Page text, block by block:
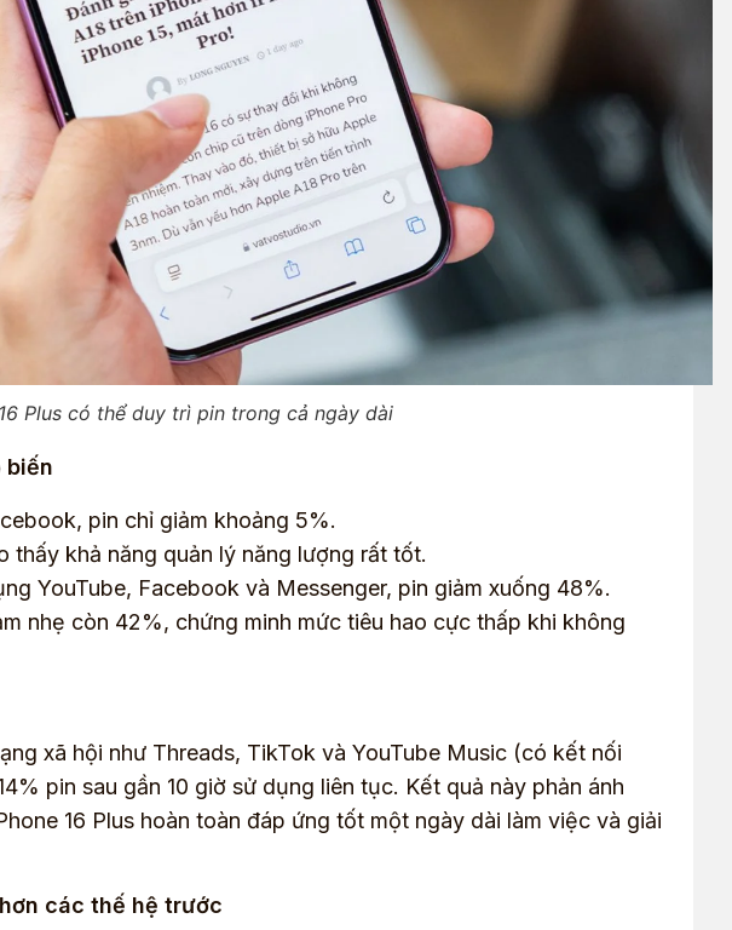
Plus có thể duy trì pin trong cả ngày dài
biến
pin chỉ giảm khoảng 5%.
khả năng quản lý năng lượng rất tốt.
YouTube, Facebook và Messenger, pin giảm xuống 48%.
nhẹ còn 42%, chứng minh mức tiêu hao cực thấp khi không
xã hội như Threads, TikTok và YouTube Music (có kết nối
pin sau gần 10 giờ sử dụng liên tục. Kết quả này phản ánh
16 Plus hoàn toàn đáp ứng tốt một ngày dài làm việc và giải
các thế hệ trước